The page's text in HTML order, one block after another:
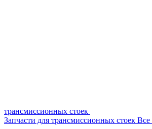
трансмиссионных стоек
Запчасти для трансмиссионных стоек Все